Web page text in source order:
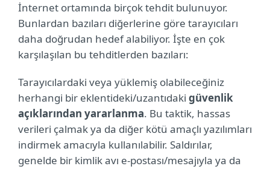
İnternet ortamında birçok tehdit bulunuyor.
Bunlardan bazıları diğerlerine göre tarayıcıları
daha doğrudan hedef alabiliyor. İşte en çok
karşılaşılan bu tehditlerden bazıları:
Tarayıcılardaki veya yüklemiş olabileceğiniz
herhangi bir eklentideki/uzantıdaki güvenlik
açıklarından yararlanma. Bu taktik, hassas
verileri çalmak ya da diğer kötü amaçlı yazılımları
indirmek amacıyla kullanılabilir. Saldırılar,
genelde bir kimlik avı e-postası/mesajıyla ya da